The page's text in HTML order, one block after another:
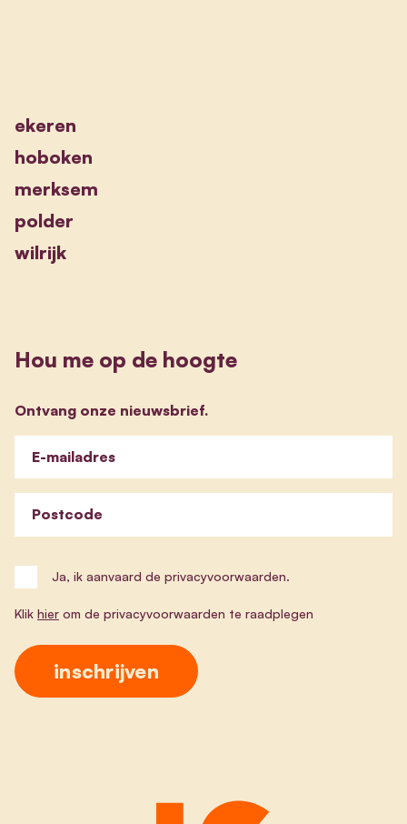
ekeren
hoboken
merksem
polder
wilrijk
Hou me op de hoogte
Ontvang onze nieuwsbrief.
E-mailadres
Postcode
Ja, ik aanvaard de privacyvoorwaarden.
Klik hier om de privacyvoorwaarden te raadplegen